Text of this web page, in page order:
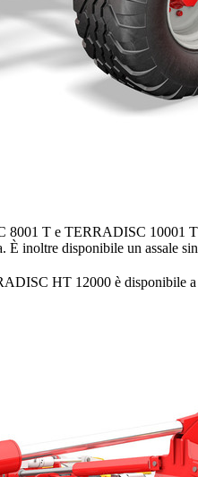
T e TERRADISC 10001 T
È inoltre disponibile un assale
HT 12000 è disponibile a